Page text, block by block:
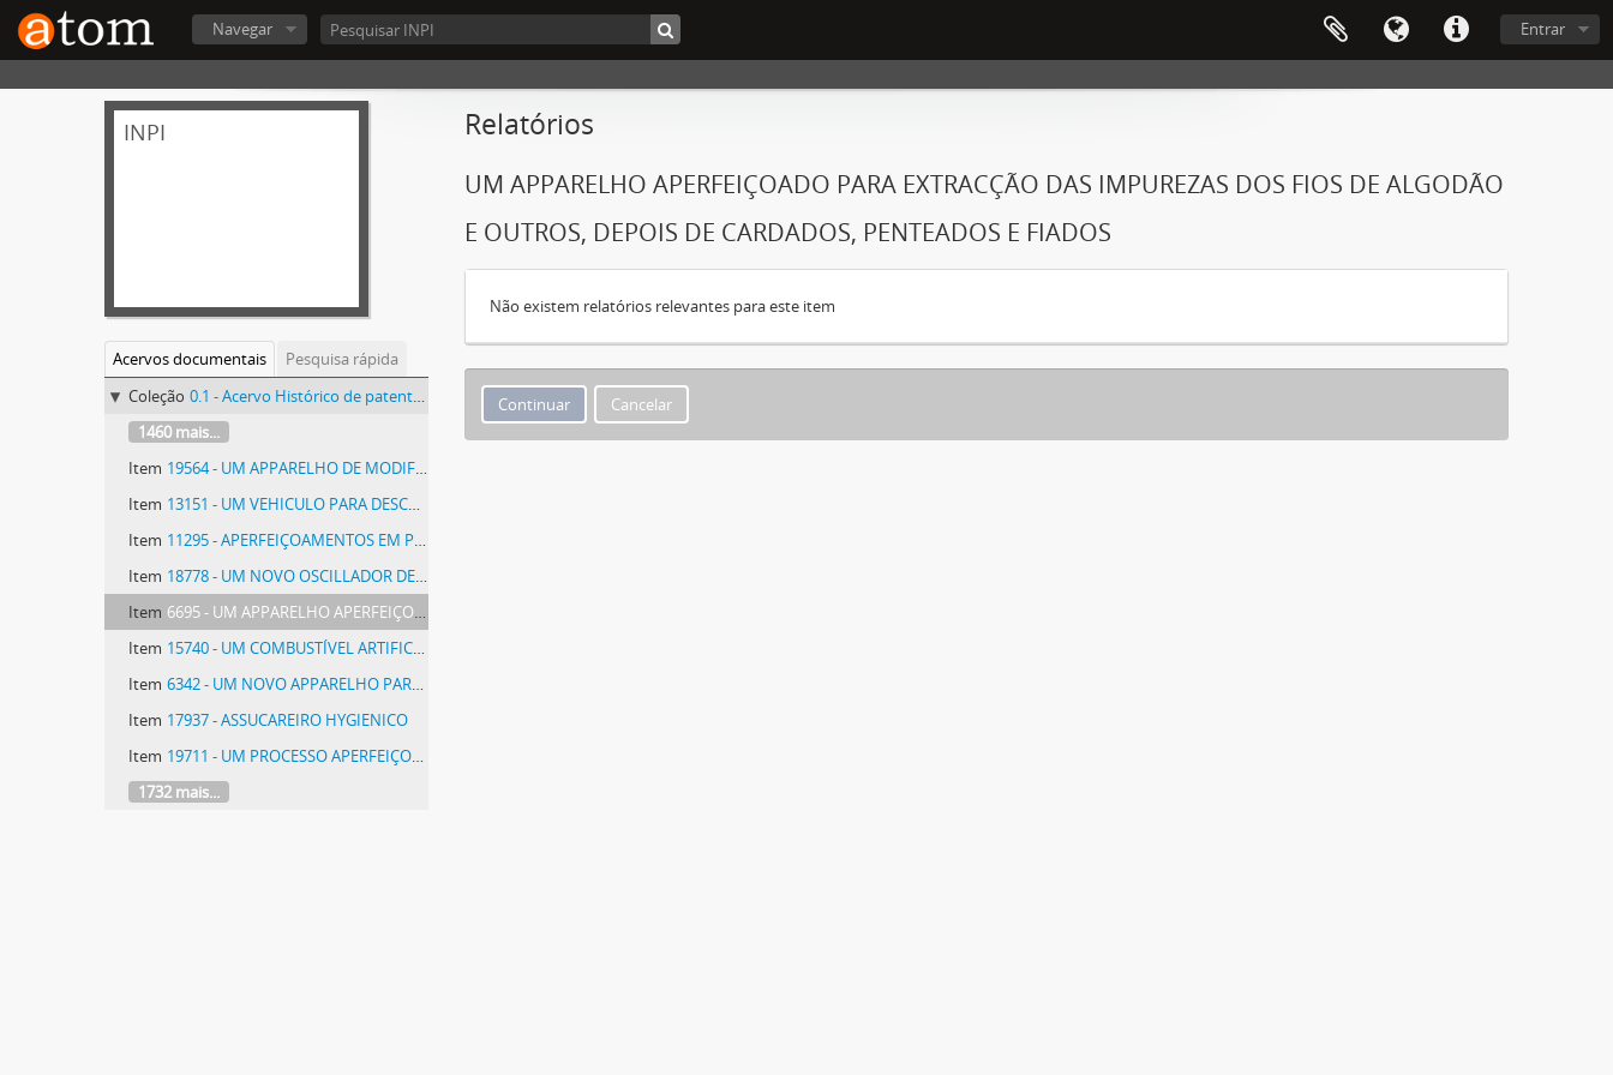
Entrar
Navegar
INPI
Acervos documentais
Pesquisa rápida
Coleção 0.1 - Acervo Histórico de patentes do INPI - Acervo Histórico de patentes do INPI
1460 mais...
Item 19564 - UM APPARELHO DE MODIFICAÇÃO DOS HYDRO-AVIÕES TORNANDO-OS CAPAZES DE POUSAR EM TERRA FIRME
Item 13151 - UM VEHICULO PARA DESCARGA DE MATERIAES EM GERAL
Item 11295 - APERFEIÇOAMENTOS EM PROCESSOS E APPARELHOS PARA O TRATAMENTO DE CELLULOSE E DE MASSAS SIMILARES
Item 18778 - UM NOVO OSCILLADOR DE ALTA FREQUENCIA, PARA SYSTEMAS RADIOTELEGRAPHICOS E RADIO-TELEPHONICOS
Item 6695 - UM APPARELHO APERFEIÇOADO PARA EXTRACÇÃO DAS IMPUREZAS DOS FIOS DE ALGODÃO E OUTROS, DEPOIS DE CARDADOS, PENTEADOS E FIADOS
Item 15740 - UM COMBUSTÍVEL ARTIFICIAL E PROCESSO DE SUA FABRICAÇÃO
Item 6342 - UM NOVO APPARELHO PARA TIRO AO ALVO
Item 17937 - ASSUCAREIRO HYGIENICO
Item 19711 - UM PROCESSO APERFEIÇOADO PARA A FABRICAÇÃO DE ISOLADORES E IMPERMEABILISADORES
1732 mais...
Relatórios
UM APPARELHO APERFEIÇOADO PARA EXTRACÇÃO DAS IMPUREZAS DOS FIOS DE ALGODÃO
E OUTROS, DEPOIS DE CARDADOS, PENTEADOS E FIADOS
Não existem relatórios relevantes para este item
Cancelar